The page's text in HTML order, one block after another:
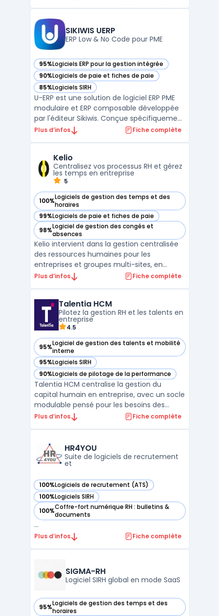
dématérialisation des bulletins de paie, et
l'automati ...SIKIWIS UERP
ERP Low & No Code pour PME
95%Logiciels ERP pour la gestion intégrée
— voir SIKIWIS UERP dans cette catégorie
90%Logiciels de paie et fiches de paie
— voir SIKIWIS UERP dans cette catégorie
85%Logiciels SIRH
— voir SIKIWIS UERP dans cette catégorie
U-ERP est une solution de logiciel ERP PME
modulaire et ERP composable développée
par l'éditeur Sikiwis. Conçue spécifiquement
pour les petites et moyennes entreprises,
processus métier au sein d'une
architecture unifiée. ...
Plus d’infos Fiche complète
Kelio
Centralisez vos processus RH et gérez
les temps en entreprise
5
100%Logiciels de gestion des temps et des
horaires
— voir Kelio dans cette catégorie
99%Logiciels de paie et fiches de paie
— voir Kelio dans cette catégorie
98%Logiciel de gestion des congés et
absences
— voir Kelio dans cette catégorie
Kelio intervient dans la gestion centralisée
des ressources humaines pour les
entreprises et groupes multi-sites, en
intégrant l’ensemble des fonctionnalités
s’adresse aux organisations ayant des
besoins spécifiques de su ...
Plus d’infos Fiche complète
Talentia HCM
Pilotez la gestion RH et les talents en
entreprise
4.5
95%Logiciel de gestion des talents et mobilité
interne
— voir Talentia HCM dans cette catégorie
95%Logiciels SIRH
— voir Talentia HCM dans cette catégorie
90%Logiciels de pilotage de la performance
— voir Talentia HCM dans cette catégorie
Talentia HCM centralise la gestion du
capital humain en entreprise, avec un socle
modulable pensé pour les besoins des
organisations de taille moyenne à grande.
administrative jusqu’à la planification des
effectifs. Les équipes ...
Plus d’infos Fiche complète
HR4YOU
Suite de logiciels de recrutement
et
100%Logiciels de recrutement (ATS)
— voir HR4YOU dans cette catégorie
100%Logiciels SIRH
— voir HR4YOU dans cette catégorie
100%Coffre-fort numérique RH : bulletins &
documents
— voir HR4YOU dans cette catégorie
...
Plus d’infos Fiche complète
SIGMA-RH
Logiciel SIRH global en mode SaaS
95%Logiciels de gestion des temps et des
horaires
— voir SIGMA-RH dans cette catégorie